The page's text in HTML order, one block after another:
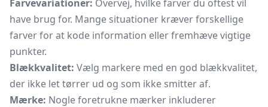
Farvevariationer: Overvej, hvilke farver du oftest vil
have brug for. Mange situationer kræver forskellige
farver for at kode information eller fremhæve vigtige
punkter.
Blækkvalitet: Vælg markere med en god blækkvalitet,
der ikke let tørrer ud og som ikke smitter af.
Mærke: Nogle foretrukne mærker inkluderer